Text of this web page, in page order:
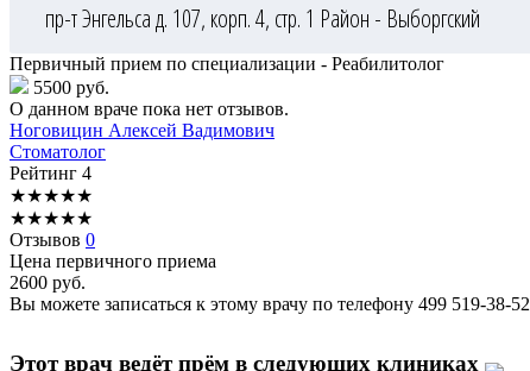
пр-т Энгельса д. 107, корп. 4, стр. 1 Район - Выборгский
Первичный прием по специализации - Реабилитолог
5500 руб.
О данном враче пока нет отзывов.
Ноговицин Алексей Вадимович
Стоматолог
Рейтинг 4
★★★★★
★★★★★
Отзывов 0
Цена первичного приема
2600 руб.
Вы можете записаться к этому врачу по телефону 499 519-38-52
Этот врач ведёт прём в следующих клиниках